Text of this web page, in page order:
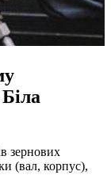
зернових
(вал, корпус),